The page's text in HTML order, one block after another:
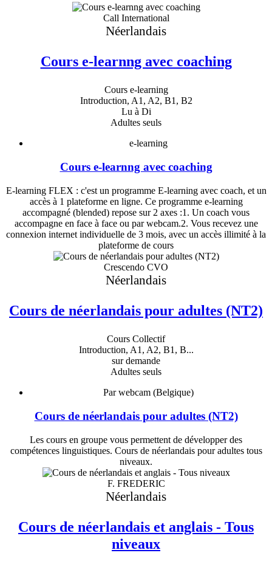
Call International
Néerlandais
Cours e-learnng avec coaching
Cours e-learning
Introduction, A1, A2, B1, B2
Lu à Di
Adultes seuls
e-learning
Cours e-learnng avec coaching
E-learning FLEX : c'est un programme E-learning avec coach, et un
accès à 1 plateforme en ligne. Ce programme e-learning
accompagné (blended) repose sur 2 axes :1. Un coach vous
accompagne en face à face ou par webcam.2. Vous recevez une
connexion internet individuelle de 3 mois, avec un accès illimité à la
plateforme de cours
Crescendo CVO
Néerlandais
Cours de néerlandais pour adultes (NT2)
Cours Collectif
Introduction, A1, A2, B1, B...
sur demande
Adultes seuls
Par webcam (Belgique)
Cours de néerlandais pour adultes (NT2)
Les cours en groupe vous permettent de développer des
compétences linguistiques. Cours de néerlandais pour adultes tous
niveaux.
F. FREDERIC
Néerlandais
Cours de néerlandais et anglais - Tous
niveaux